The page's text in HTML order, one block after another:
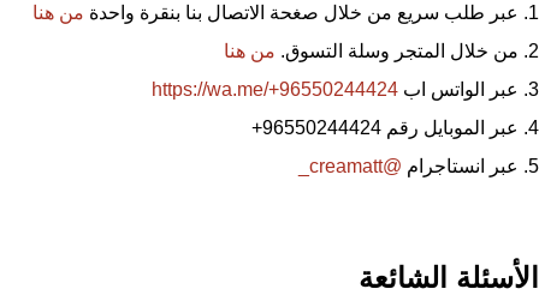
عبر طلب سريع من خلال صغحة الاتصال بنا بنقرة واحدة من هنا
من خلال المتجر وسلة التسوق. من هنا
عبر الواتس اب https://wa.me/+96550244424
عبر الموبايل رقم 96550244424
+
عبر انستاجرام @creamatt_
الأسئلة الشائعة